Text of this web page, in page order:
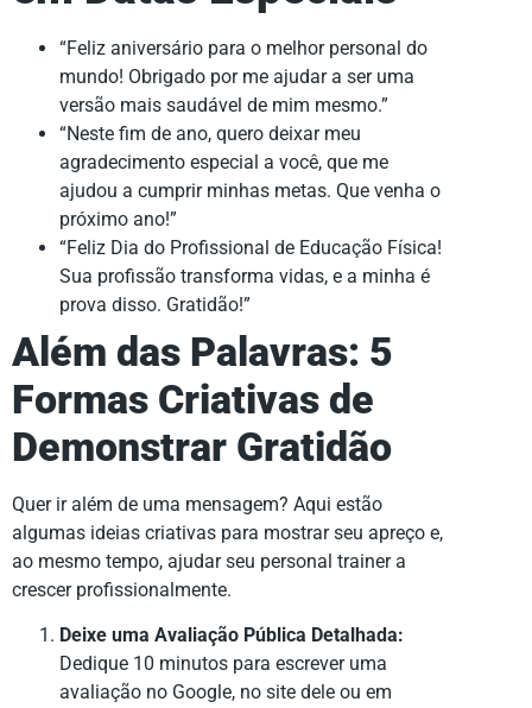
“Feliz aniversário para o melhor personal do
mundo! Obrigado por me ajudar a ser uma
versão mais saudável de mim mesmo.”
“Neste fim de ano, quero deixar meu
agradecimento especial a você, que me
ajudou a cumprir minhas metas. Que venha o
próximo ano!”
“Feliz Dia do Profissional de Educação Física!
Sua profissão transforma vidas, e a minha é
prova disso. Gratidão!”
Além das Palavras: 5
Formas Criativas de
Demonstrar Gratidão
Quer ir além de uma mensagem? Aqui estão
algumas ideias criativas para mostrar seu apreço e,
ao mesmo tempo, ajudar seu personal trainer a
crescer profissionalmente.
Deixe uma Avaliação Pública Detalhada:
Dedique 10 minutos para escrever uma
avaliação no Google, no site dele ou em